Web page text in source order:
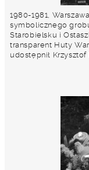
1980-1981,
symbolicznego
Starobielsku i
transparent Huty
udostępnił Krzysztof